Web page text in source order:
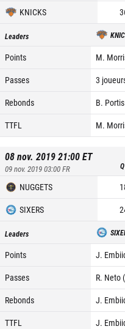
KNICKS
Leaders
Points M.
Passes
3
Rebonds
B.
TTFL
M.
08 nov. 2019 21:00ET
09 nov. 2019 03:00FR
NUGGETS
SIXERS
Leaders
Points J.
Passes
R. Neto
Rebonds
J.
TTFL
J.